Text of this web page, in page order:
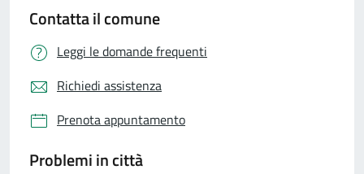
Contatta il comune
Leggi le domande frequenti
Richiedi assistenza
Prenota appuntamento
Problemi in città